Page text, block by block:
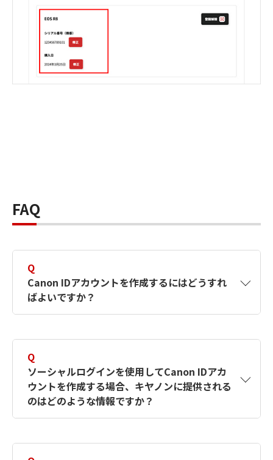
FAQ
Q
Canon IDアカウントを作成するにはどうすれ
ばよいですか？
す。詳しい作成方法は【カメラ】Canon IDとは
何ですか？Canon IDの作成方法は？をご確認く
ださい。
Q
ソーシャルログインを使用してCanon IDアカ
ウントを作成する場合、キヤノンに提供される
のはどのような情報ですか？